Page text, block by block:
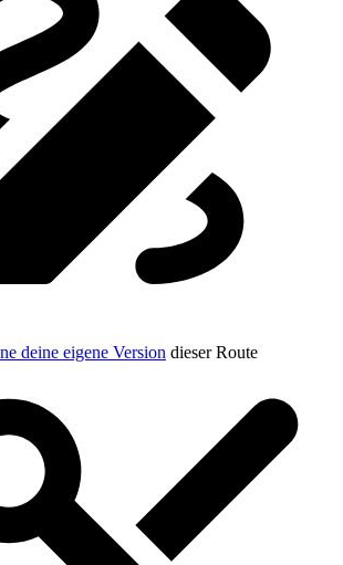
deine eigene Version dieser Route